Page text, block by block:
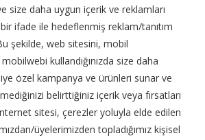
size daha uygun içerik ve reklamları
ifade ile hedeflenmiş reklam/tanıtım
şekilde, web sitesini, mobil
kullandığınızda size daha
özel kampanya ve ürünleri sunar ve
belirttiğiniz içerik veya fırsatları
sitesi, çerezler yoluyla elde edilen
üyelerimizden topladığımız kişisel